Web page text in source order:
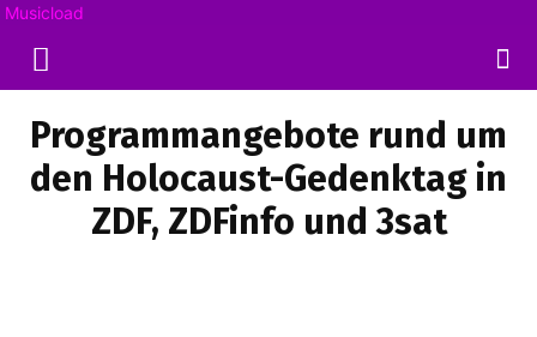
Musicload
Programmangebote rund um
den Holocaust-Gedenktag in
ZDF, ZDFinfo und 3sat